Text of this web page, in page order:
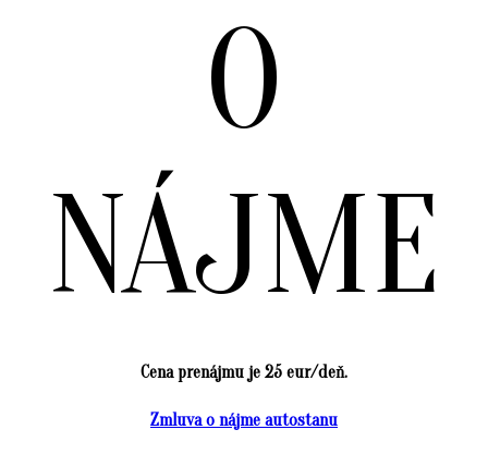
O
NÁJME
Cena prenájmu je 25 eur/deň.
Zmluva o nájme autostanu